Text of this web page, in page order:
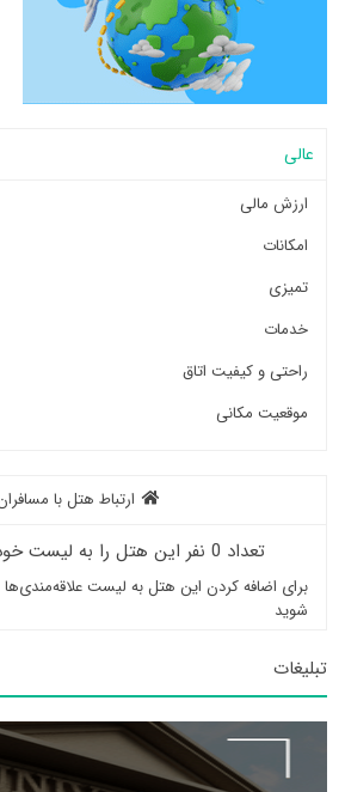
عالی
ارزش مالی
امکانات
تمیزی
خدمات
راحتی و کیفیت اتاق
موقعیت مکانی
ارتباط هتل با
تعداد 0 نفر این هتل را به لیست خود اضافه کرده‌اند
برای اضافه کردن این هتل به لیست علاقه‌مندی‌ها
شوید
تبلیغات